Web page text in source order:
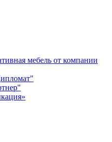
мебель от компании